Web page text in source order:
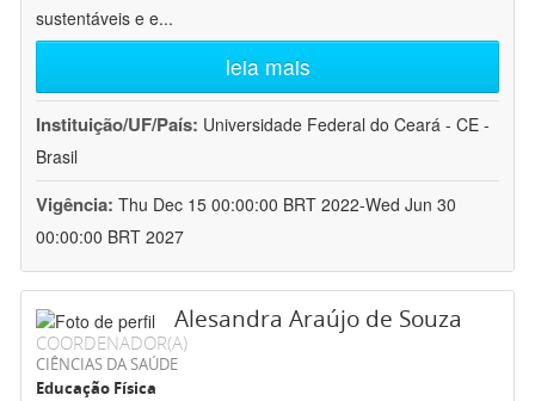
sustentáveis e e...
leia mais
Instituição/UF/País: Universidade Federal do Ceará - CE -
Brasil
Vigência: Thu Dec 15 00:00:00 BRT 2022-Wed Jun 30
00:00:00 BRT 2027
Alesandra Araújo de Souza
COORDENADOR(A)
CIÊNCIAS DA SAÚDE
Educação Física